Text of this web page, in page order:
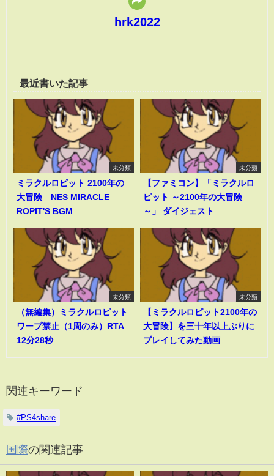
hrk2022
最近書いた記事
未分類
ミラクルロピット 2100年の
大冒険 NES MIRACLE
ROPIT'S BGM
未分類
【ファミコン】「ミラクルロ
ピット ～2100年の大冒険
～」 ダイジェスト
未分類
（無編集）ミラクルロピット
ワープ禁止（1周のみ）RTA
12分28秒
未分類
【ミラクルロピット2100年の
大冒険】を三十年以上ぶりに
プレイしてみた動画
関連キーワード
#PS4share
国際の関連記事